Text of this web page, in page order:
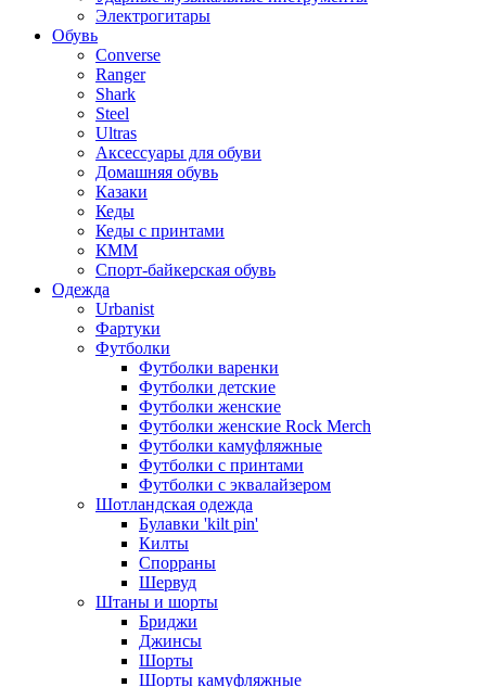
Электрогитары
Обувь
Converse
Ranger
Shark
Steel
Ultras
Аксессуары для обуви
Домашняя обувь
Казаки
Кеды
Кеды с принтами
КММ
Спорт-байкерская обувь
Одежда
Urbanist
Фартуки
Футболки
Футболки варенки
Футболки детские
Футболки женские
Футболки женские Rock Merch
Футболки камуфляжные
Футболки с принтами
Футболки с эквалайзером
Шотландская одежда
Булавки 'kilt pin'
Килты
Спорраны
Шервуд
Штаны и шорты
Бриджи
Джинсы
Шорты
Шорты камуфляжные